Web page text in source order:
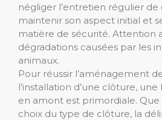
négliger l’entretien régulier de
maintenir son aspect initial et
matière de sécurité. Attention
dégradations causées par les
animaux.
Pour réussir l’aménagement
l’installation d’une clôture,
en amont est primordiale. Que
choix du type de clôture, la